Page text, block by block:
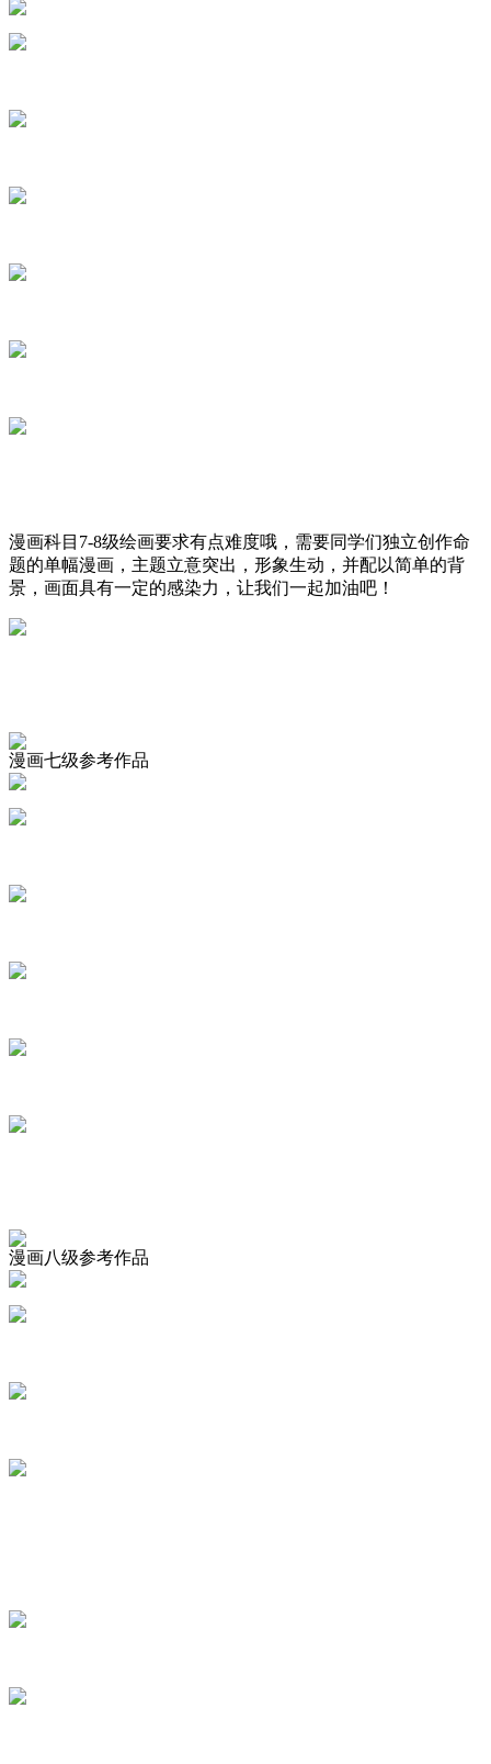
漫画科目7-8级绘画要求有点难度哦，需要同学们独立创作命
题的单幅漫画，主题立意突出，形象生动，并配以简单的背
景，画面具有一定的感染力，让我们一起加油吧！
漫画七级参考作品
漫画八级参考作品